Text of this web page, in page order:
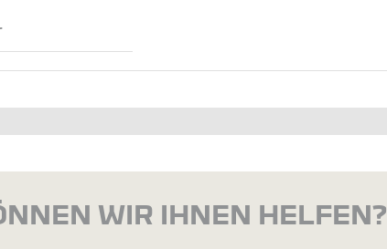
WIR IHNEN HELFEN?